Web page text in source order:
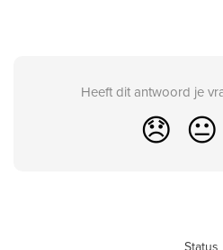
Heeft dit antwoord je
😞 😐